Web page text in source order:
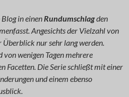
Blog in einenRundumschlagden
Angesichts der Vielzahl von
Überblick nur sehr lang werden.
wenigen Tagen mehrere
Facetten. Die Serie schließt mit einer
und einem ebenso